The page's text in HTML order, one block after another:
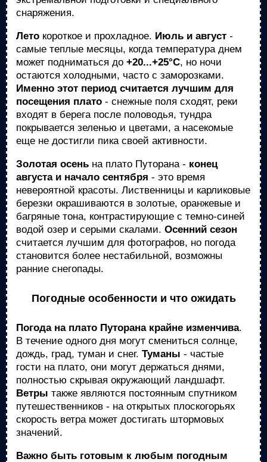
снаряжения.
Лето короткое и прохладное. Июль и август -
самые теплые месяцы, когда температура днем
может подниматься до +20...+25°C, но ночи
остаются холодными, часто с заморозками.
Именно этот период считается лучшим для
посещения плато - снежные поля сходят, реки
входят в берега после половодья, тундра
покрывается зеленью и цветами, а насекомые
еще не достигли пика своей активности.
Золотая осень на плато Путорана - конец
августа и начало сентября - это время
невероятной красоты. Лиственницы и карликовые
березки окрашиваются в золотые, оранжевые и
багряные тона, контрастирующие с темно-синей
водой озер и серыми скалами. Осенний сезон
считается лучшим для фотографов, но погода
становится более нестабильной, возможны
ранние снегопады.
Погодные особенности и что ожидать
Погода на плато Путорана крайне изменчива.
В течение одного дня могут смениться солнце,
дождь, град, туман и снег. Туманы - частые
гости на плато, они могут держаться днями,
полностью скрывая окружающий ландшафт.
Ветры также являются постоянным спутником
путешественников - на открытых плоскогорьях
скорость ветра может достигать штормовых
значений.
Важно быть готовым к любым погодным